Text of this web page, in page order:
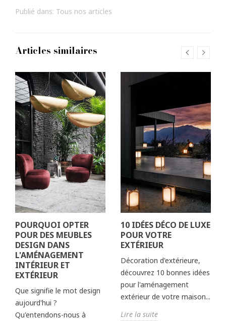
Publié dans: Tous nos articles
Articles similaires
POURQUOI OPTER
POUR DES MEUBLES
DESIGN DANS
L'AMÉNAGEMENT
INTÉRIEUR ET
EXTÉRIEUR
Que signifie le mot design
aujourd'hui ?
Qu'entendons-nous à
10 IDÉES DÉCO DE LUXE
POUR VOTRE
EXTÉRIEUR
Décoration d'extérieure,
découvrez 10 bonnes idées
pour l'aménagement
extérieur de votre maison...
Lire la suite